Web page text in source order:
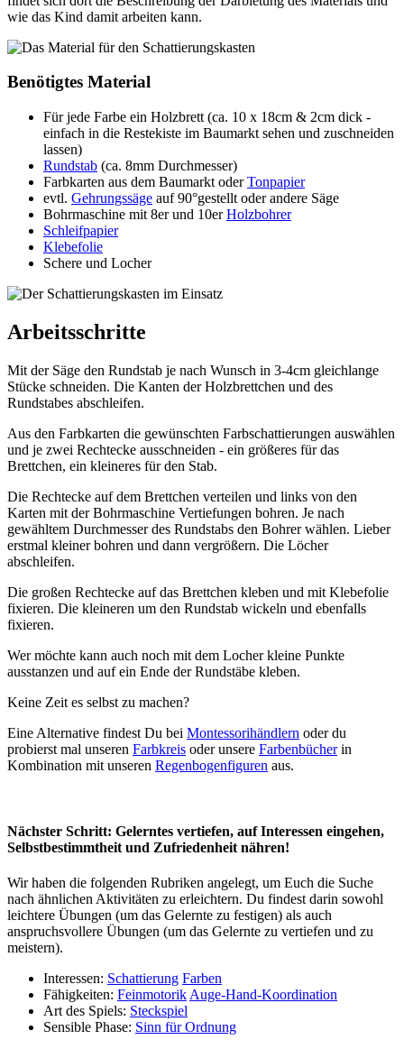
wie das Kind damit arbeiten kann.
Benötigtes Material
Für jede Farbe ein Holzbrett (ca. 10 x 18cm & 2cm dick -
einfach in die Restekiste im Baumarkt sehen und zuschneiden
lassen)
Rundstab (ca. 8mm Durchmesser)
Farbkarten aus dem Baumarkt oderTonpapier
evtl. Gehrungssäge auf 90°gestellt oder andere Säge
Bohrmaschine mit 8er und 10erHolzbohrer
Schleifpapier
Klebefolie
Schere und Locher
Arbeitsschritte
Mit der Säge den Rundstab je nach Wunsch in 3-4cm gleichlange
Stücke schneiden. Die Kanten der Holzbrettchen und des
Rundstabes abschleifen.
Aus den Farbkarten die gewünschten Farbschattierungen auswählen
und je zwei Rechtecke ausschneiden - ein größeres für das
Brettchen, ein kleineres für den Stab.
Die Rechtecke auf dem Brettchen verteilen und links von den
Karten mit der Bohrmaschine Vertiefungen bohren. Je nach
gewähltem Durchmesser des Rundstabs den Bohrer wählen. Lieber
erstmal kleiner bohren und dann vergrößern. Die Löcher
abschleifen.
Die großen Rechtecke auf das Brettchen kleben und mit Klebefolie
fixieren. Die kleineren um den Rundstab wickeln und ebenfalls
fixieren.
Wer möchte kann auch noch mit dem Locher kleine Punkte
ausstanzen und auf ein Ende der Rundstäbe kleben.
Keine Zeit es selbst zu machen?
Eine Alternative findest Du bei Montessorihändlern oder du
probierst mal unseren Farbkreis oder unsere Farbenbücherin
Kombination mit unseren Regenbogenfiguren aus.
Nächster Schritt: Gelerntes vertiefen, auf Interessen eingehen,
Selbstbestimmtheit und Zufriedenheit nähren!
Wir haben die folgenden Rubriken angelegt, um Euch die Suche
nach ähnlichen Aktivitäten zu erleichtern. Du findest darin sowohl
leichtere Übungen (um das Gelernte zu festigen) als auch
anspruchsvollere Übungen (um das Gelernte zu vertiefen und zu
meistern).
Interessen: Schattierung Farben
Fähigkeiten: FeinmotorikAuge-Hand-Koordination
Art des Spiels: Steckspiel
Sensible Phase: Sinn für Ordnung